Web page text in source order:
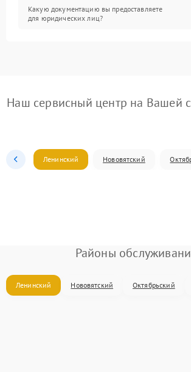
Какую документацию вы предоставляете
для юридических лиц?
Наш сервисный центр на Вашей
Ленинский Нововятский
Районы
Ленинский Нововятский Октябрьский